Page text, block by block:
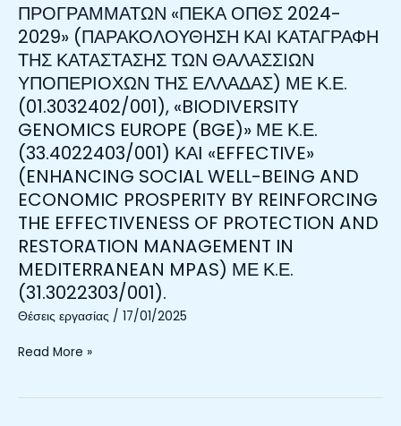
ΣΤΕΛΕΧΩΣΗ
ΤΟΥ
Ω/
Κ
ΑΙΓΑΙΟ
–
20043/7763/10.12.2024
ΠΡΟΓΡΑΜΜΑΤΩΝ «ΠΕΚΑ ΟΠΘΣ 2024-
2029» (ΠΑΡΑΚΟΛΟΥΘΗΣΗ ΚΑΙ ΚΑΤΑΓΡΑΦΗ
ΤΗΣ ΚΑΤΑΣΤΑΣΗΣ ΤΩΝ ΘΑΛΑΣΣΙΩΝ
ΥΠΟΠΕΡΙΟΧΩΝ ΤΗΣ ΕΛΛΑΔΑΣ) ΜΕ Κ.Ε.
(01.3032402/001), «BIODIVERSITY
GENOMICS EUROPE (BGE)» ΜΕ Κ.Ε.
(33.4022403/001) ΚΑΙ «EFFECTIVE»
(ENHANCING SOCIAL WELL-BEING AND
ECONOMIC PROSPERITY BY REINFORCING
THE EFFECTIVENESS OF PROTECTION AND
RESTORATION MANAGEMENT IN
MEDITERRANEAN MPAS) ΜΕ Κ.Ε.
(31.3022303/001).
Θέσεις εργασίας / 17/01/2025
ΑΤΟΜΟΥ
ΜΕ
ΣΥΜΒΑΣΗ
ΕΡΓΑΣΙΑΣ
ΙΔΙΩΤΙΚΟΥ
ΔΙΚΑΙΟΥ
ΟΡΙΣΜΕΝΟΥ
ΧΡΟΝΟΥ,
ΓΙΑ
ΑΝΑΓΚΕΣ
ΤΩΝ
ΕΡΕΥΝΗΤΙΚΩΝ
ΠΡΟΓΡΑΜΜΑΤΩΝ
«ΠΕΚΑ
2024-
Read More »